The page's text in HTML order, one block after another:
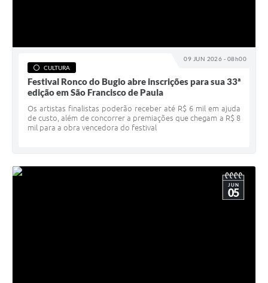
09 JUN 2026 - 08h00
CULTURA
Festival Ronco do Bugio abre inscrições para sua 33ª
edição em São Francisco de Paula
Os artistas finalistas poderão receber até R$ 6 mil em ajuda
de custo, além de concorrer a premiações que chegam a R$ 8
mil para a obra vencedora do festival
JUN
05